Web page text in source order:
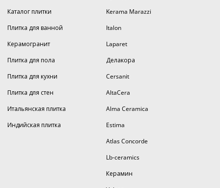
Каталог плитки
Плитка для ванной
Керамогранит
Плитка для пола
Плитка для кухни
Плитка для стен
Итальянская плитка
Индийская плитка
Kerama Marazzi
Italon
Laparet
Делакора
Cersanit
AltaCera
Alma Ceramica
Estima
Atlas Concorde
Lb-ceramics
Керамин